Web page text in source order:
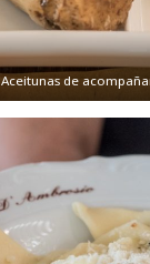
Aceitunas de